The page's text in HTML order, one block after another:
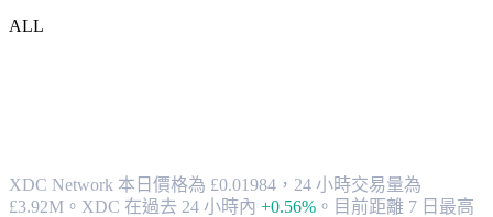
ALL
XDC Network 本日價格為 £0.01984，24 小時交易量為
£3.92M。XDC 在過去 24 小時內 +0.56% 。 目前距離 7 日最高